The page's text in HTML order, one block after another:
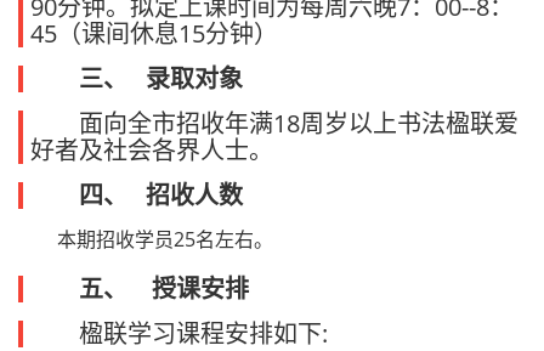
90分钟。拟定上课时间为每周六晚7：00--8：
45（课间休息15分钟）
三、 录取对象
面向全市招收年满18周岁以上书法楹联爱
好者及社会各界人士。
四、 招收人数
本期招收学员25名左右。
五、 授课安排
楹联学习课程安排如下: